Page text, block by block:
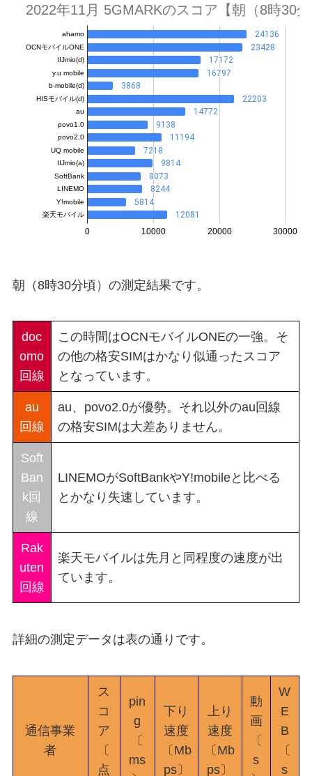
朝（8時30分頃）の測定結果です。
doc
omo
回線
この時間はOCNモバイルONEの一強。そ
の他の格安SIMはかなり似通ったスコア
となっています。
au
回線
au、povo2.0が優勢。それ以外のau回線
の格安SIMは大差ありません。
Soft
Ban
k回
線
LINEMOがSoftBankやY!mobileと比べる
とかなり失速しています。
Rak
uten
回線
楽天モバイルは先月と同程度の速度が出
ています。
詳細の測定データは表の通りです。
通信事業
者
ス
コ
ア
〔
点
pin
g
〔
ms
下り
速度
〔Mb
ps〕
上り
速度
〔Mb
ps〕
動
画
〔
s
W
E
B
〔
s